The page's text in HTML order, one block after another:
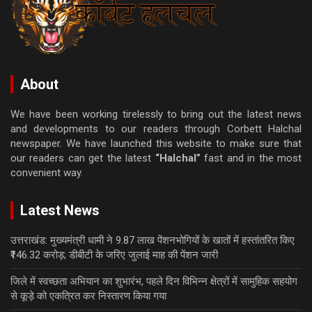
About
We have been working tirelessly to bring out the latest news
and developments to our readers through Corbett Halchal
newspaper. We have launched this website to make sure that
our readers can get the latest “Halchal” fast and in the most
convenient way.
Latest News
उत्तराखंड: मुख्यमंत्री धामी ने 9.87 लाख पेंशनभोगियों के खातों में हस्तांतरित किए
₹146.32 करोड़; डीबीटी के जरिए जुलाई माह की पेंशन जारी
जिले में स्वच्छता अभियान का शुभारंभ, पहले दिन विभिन्न क्षेत्रों में सामुहिक सहयोग
से कूड़े को एकत्रित कर निस्तारण किया गया